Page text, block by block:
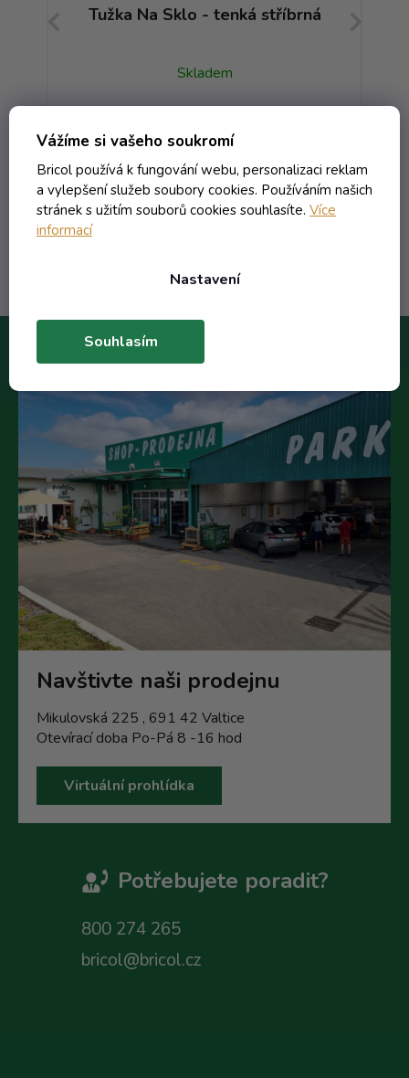
Vážíme si vašeho soukromí
Bricol používá k fungování webu, personalizaci reklam
a vylepšení služeb soubory cookies. Používáním našich
stránek s užitím souborů cookies souhlasíte. Více
informací
Nastavení
Souhlasím
Tužka Na Sklo - tenká stříbrná
Skladem
63,10 Kč
79,94 Kč (-21%)
Navštivte naši prodejnu
Mikulovská 225 , 691 42 Valtice
Otevírací doba Po-Pá 8 -16 hod
Virtuální prohlídka
Potřebujete poradit?
800 274 265
bricol@bricol.cz